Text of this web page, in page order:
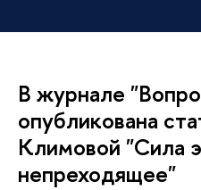
В журнале
опубликована
Климовой "Сила
непреходящее"